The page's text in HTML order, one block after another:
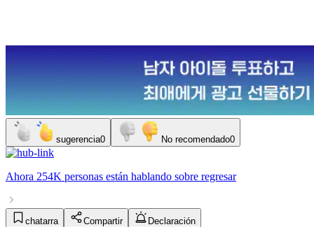
sugerencia0 No recomendado0
Ahora 254K personas están hablando sobre regresar
chatarra Compartir
Declaración